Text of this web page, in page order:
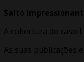
Salto
A cobertura do caso
As suas publicações